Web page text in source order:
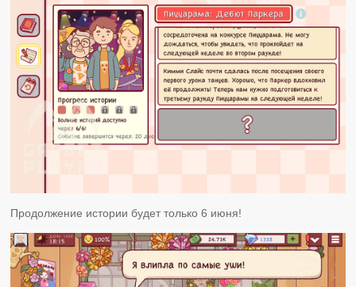
Продолжение истории будет только 6 июня!